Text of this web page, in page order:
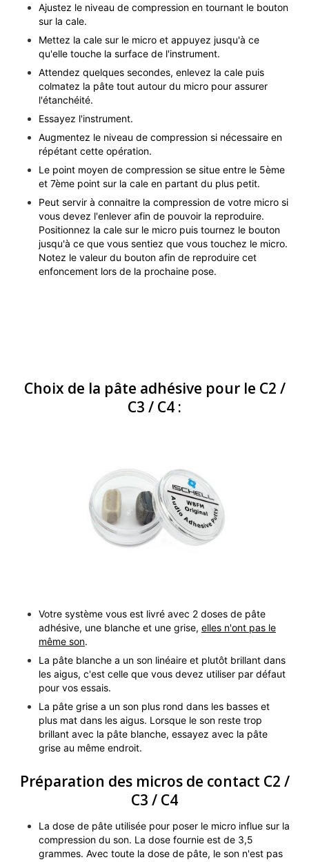
Ajustez le niveau de compression en tournant le bouton
sur la cale.
Mettez la cale sur le micro et appuyez jusqu'à ce
qu'elle touche la surface de l'instrument.
Attendez quelques secondes, enlevez la cale puis
colmatez la pâte tout autour du micro pour assurer
l'étanchéité.
Essayez l'instrument.
Augmentez le niveau de compression si nécessaire en
répétant cette opération.
Le point moyen de compression se situe entre le 5ème
et 7ème point sur la cale en partant du plus petit.
Peut servir à connaitre la compression de votre micro si
vous devez l'enlever afin de pouvoir la reproduire.
Positionnez la cale sur le micro puis tournez le bouton
jusqu'à ce que vous sentiez que vous touchez le micro.
Notez le valeur du bouton afin de reproduire cet
enfoncement lors de la prochaine pose.
Choix de la pâte adhésive pour le C2 /
C3 / C4 :
Votre système vous est livré avec 2 doses de pâte
adhésive, une blanche et une grise, elles n'ont pas le
même son.
La pâte blanche a un son linéaire et plutôt brillant dans
les aigus, c'est celle que vous devez utiliser par défaut
pour vos essais.
La pâte grise a un son plus rond dans les basses et
plus mat dans les aigus. Lorsque le son reste trop
brillant avec la pâte blanche, essayez avec la pâte
grise au même endroit.
Préparation des micros de contact C2 /
C3 / C4
La dose de pâte utilisée pour poser le micro influe sur la
compression du son. La dose fournie est de 3,5
grammes. Avec toute la dose de pâte, le son n'est pas